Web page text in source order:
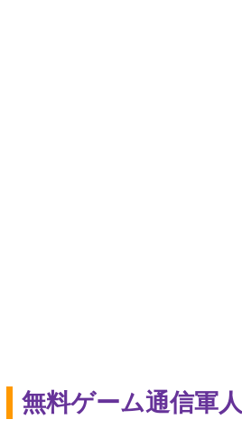
無料ゲーム通信軍